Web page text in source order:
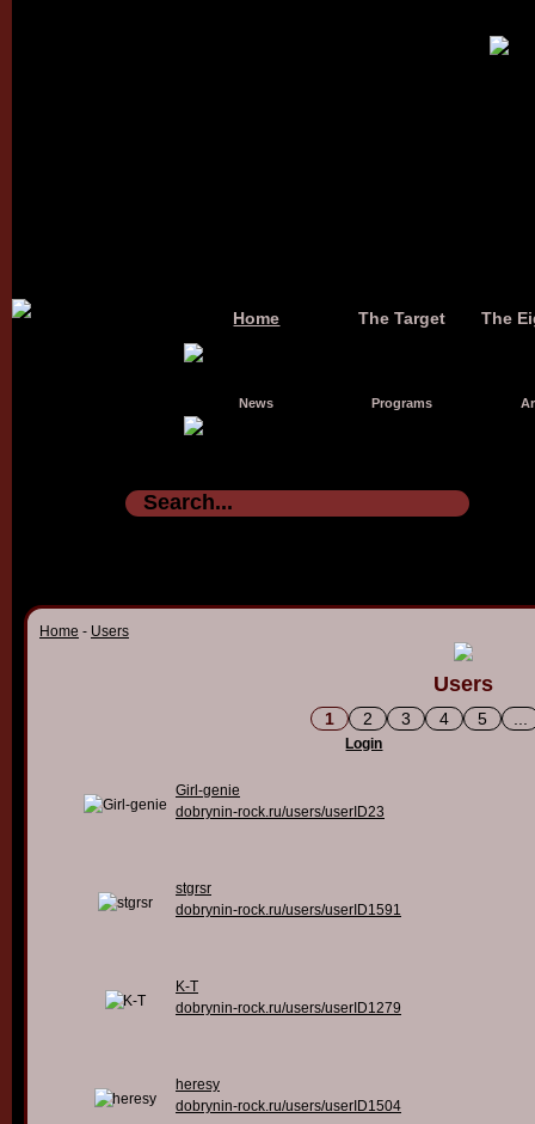
Home The Target The
News Programs
Home - Users
Users
1 2 3 4 5
Login
Girl-genie
dobrynin-rock.ru/users/userID23
stgrsr
dobrynin-rock.ru/users/userID1591
K-T
dobrynin-rock.ru/users/userID1279
heresy
dobrynin-rock.ru/users/userID1504